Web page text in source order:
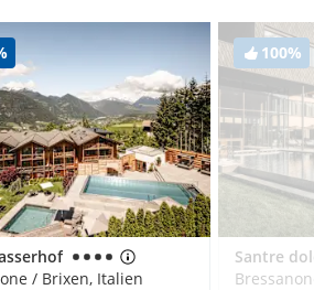
/ Brixen, Italien
100%